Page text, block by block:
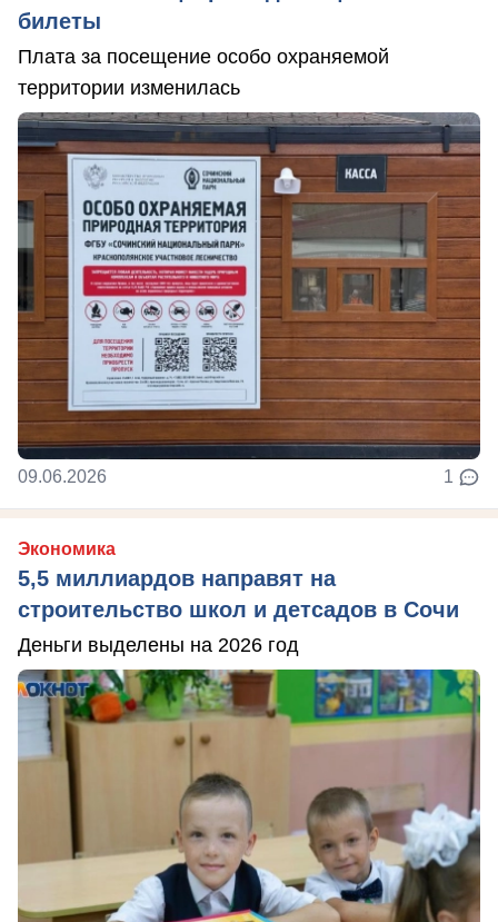
билеты
Плата за посещение особо охраняемой
территории изменилась
09.06.2026 1
Экономика
5,5 миллиардов направят на
строительство школ и детсадов в Сочи
Деньги выделены на 2026 год